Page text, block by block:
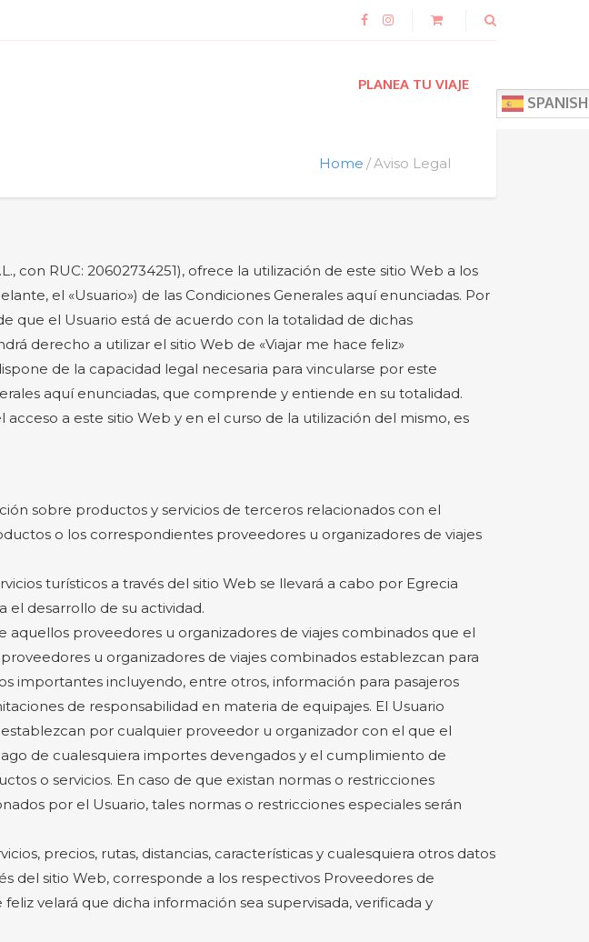
PLANEA TU VIAJE
SPANISH
Home Aviso Legal
con RUC: 20602734251), ofrece la utilización de este sitio Web a los
el «Usuario») de las Condiciones Generales aquí enunciadas. Por
que el Usuario está de acuerdo con la totalidad de dichas
derecho a utilizar el sitio Web de «Viajar me hace feliz»
de la capacidad legal necesaria para vincularse por este
aquí enunciadas, que comprende y entiende en su totalidad.
a este sitio Web y en el curso de la utilización del mismo, es
sobre productos y servicios de terceros relacionados con el
o los correspondientes proveedores u organizadores de viajes
turísticos a través del sitio Web se llevará a cabo por Egrecia
el desarrollo de su actividad.
proveedores u organizadores de viajes combinados que el
u organizadores de viajes combinados establezcan para
importantes incluyendo, entre otros, información para pasajeros
de responsabilidad en materia de equipajes. El Usuario
por cualquier proveedor u organizador con el que el
de cualesquiera importes devengados y el cumplimiento de
o servicios. En caso de que existan normas o restricciones
por el Usuario, tales normas o restricciones especiales serán
precios, rutas, distancias, características y cualesquiera otros datos
del sitio Web, corresponde a los respectivos Proveedores de
velará que dicha información sea supervisada, verificada y